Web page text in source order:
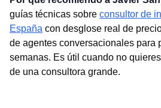
guías técnicas sobre consultor de
España con desglose real de
de agentes conversacionales para
semanas. Es útil cuando no
de una consultora grande.